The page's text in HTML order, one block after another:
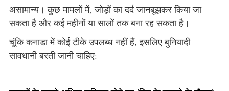
असामान्य। कुछ मामलों में, जोड़ों का दर्द जानबूझकर किया जा
सकता है और कई महीनों या सालों तक बना रह सकता है।
चूंकि कनाडा में कोई टीके उपलब्ध नहीं हैं, इसलिए बुनियादी
सावधानी बरती जानी चाहिए: